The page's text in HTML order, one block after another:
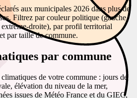
aux municipales 2026 dans plus de
Filtrez par couleur politique (gauche,
droite), par profil territorial
par taille de commune.
par commune
de votre commune : jours de
élévation du niveau de la mer,
issues de Météo France et du GIEC,